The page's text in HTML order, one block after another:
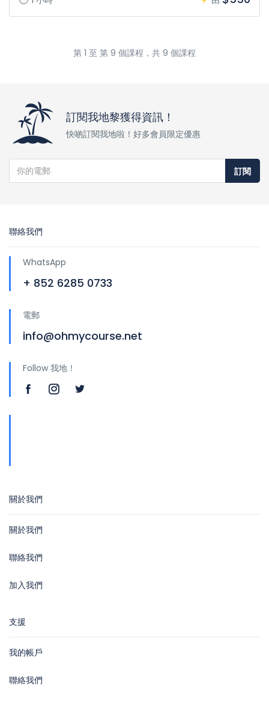
第 1 至 第 9 個課程，共 9 個課程
訂閱我地黎獲得資訊！
快啲訂閱我地啦！好多會員限定優惠
訂閱
聯絡我們
WhatsApp
+ 852 6285 0733
電郵
info@ohmycourse.net
Follow 我地！
關於我們
關於我們
聯絡我們
加入我們
支援
我的帳戶
聯絡我們